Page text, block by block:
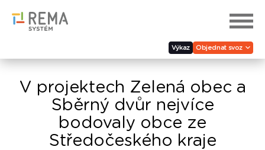
Výkaz Objednat svoz
V projektech Zelená obec a
Sběrný dvůr nejvíce
bodovaly obce ze
Středočeského kraje